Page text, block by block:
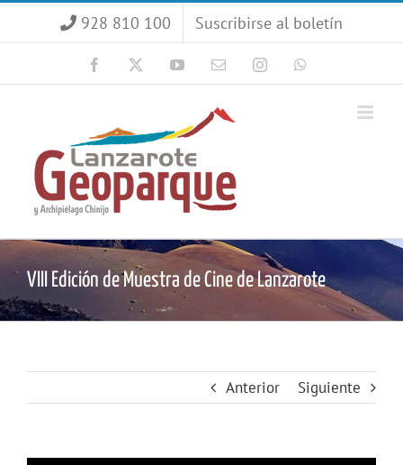
928 810 100 Suscribirse al boletín
Facebook YouTubeCorreoInstagram
VIII Edición de Muestra de Cine de Lanzarote
Anterior Siguiente